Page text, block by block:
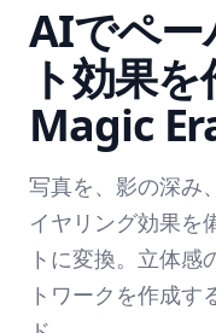
AIでペー
ト効果
Magic
写真を、影の深み
イヤリング効果を
トに変換。立体感
トワークを作成す